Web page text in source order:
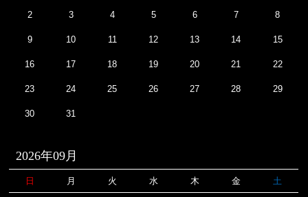
2 3 4 5 6 7 8
9 10 11 12 13 14 15
16 17 18 19 20 21 22
23 24 25 26 27 28 29
30 31
2026年09月
日 月 火 水 木 金 土